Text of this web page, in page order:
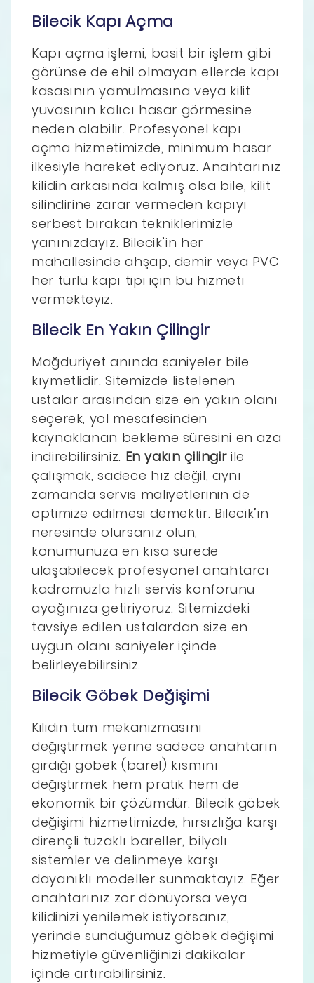
Bilecik Kapı Açma
Kapı açma işlemi, basit bir işlem gibi
görünse de ehil olmayan ellerde kapı
kasasının yamulmasına veya kilit
yuvasının kalıcı hasar görmesine
neden olabilir. Profesyonel kapı
açma hizmetimizde, minimum hasar
ilkesiyle hareket ediyoruz. Anahtarınız
kilidin arkasında kalmış olsa bile, kilit
silindirine zarar vermeden kapıyı
serbest bırakan tekniklerimizle
yanınızdayız. Bilecik’in her
mahallesinde ahşap, demir veya PVC
her türlü kapı tipi için bu hizmeti
vermekteyiz.
Bilecik En Yakın Çilingir
Mağduriyet anında saniyeler bile
kıymetlidir. Sitemizde listelenen
ustalar arasından size en yakın olanı
seçerek, yol mesafesinden
kaynaklanan bekleme süresini en aza
indirebilirsiniz. En yakın çilingirile
çalışmak, sadece hız değil, aynı
zamanda servis maliyetlerinin de
optimize edilmesi demektir. Bilecik’in
neresinde olursanız olun,
konumunuza en kısa sürede
ulaşabilecek profesyonel anahtarcı
kadromuzla hızlı servis konforunu
ayağınıza getiriyoruz. Sitemizdeki
tavsiye edilen ustalardan size en
uygun olanı saniyeler içinde
belirleyebilirsiniz.
Bilecik Göbek Değişimi
Kilidin tüm mekanizmasını
değiştirmek yerine sadece anahtarın
girdiği göbek (barel) kısmını
değiştirmek hem pratik hem de
ekonomik bir çözümdür. Bilecik göbek
değişimi hizmetimizde, hırsızlığa karşı
dirençli tuzaklı bareller, bilyalı
sistemler ve delinmeye karşı
dayanıklı modeller sunmaktayız. Eğer
anahtarınız zor dönüyorsa veya
kilidinizi yenilemek istiyorsanız,
yerinde sunduğumuz göbek değişimi
hizmetiyle güvenliğinizi dakikalar
içinde artırabilirsiniz.